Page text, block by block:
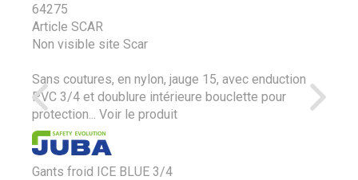
64275
Article SCAR
Non visible site Scar
Sans coutures, en nylon, jauge 15, avec enduction
PVC 3/4 et doublure intérieure bouclette pour
protection...
Voir le produit
Gants froid ICE BLUE 3/4